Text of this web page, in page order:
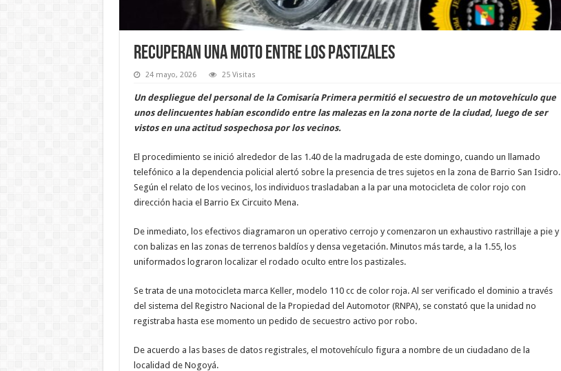
Recuperan una moto entre los pastizales
24 mayo, 2026 25 Visitas
Un despliegue del personal de la Comisaría Primera permitió el secuestro de un motovehículo que
unos delincuentes habían escondido entre las malezas en la zona norte de la ciudad, luego de ser
vistos en una actitud sospechosa por los vecinos.
El procedimiento se inició alrededor de las 1.40 de la madrugada de este domingo, cuando un llamado
telefónico a la dependencia policial alertó sobre la presencia de tres sujetos en la zona de Barrio San Isidro.
Según el relato de los vecinos, los individuos trasladaban a la par una motocicleta de color rojo con
dirección hacia el Barrio Ex Circuito Mena.
De inmediato, los efectivos diagramaron un operativo cerrojo y comenzaron un exhaustivo rastrillaje a pie y
con balizas en las zonas de terrenos baldíos y densa vegetación. Minutos más tarde, a la 1.55, los
uniformados lograron localizar el rodado oculto entre los pastizales.
Se trata de una motocicleta marca Keller, modelo 110 cc de color roja. Al ser verificado el dominio a través
del sistema del Registro Nacional de la Propiedad del Automotor (RNPA), se constató que la unidad no
registraba hasta ese momento un pedido de secuestro activo por robo.
De acuerdo a las bases de datos registrales, el motovehículo figura a nombre de un ciudadano de la
localidad de Nogoyá.